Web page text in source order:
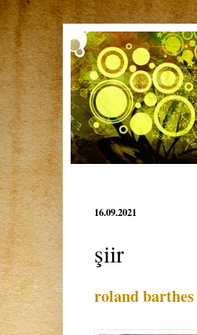
16.09.2021
şiir
roland barthes